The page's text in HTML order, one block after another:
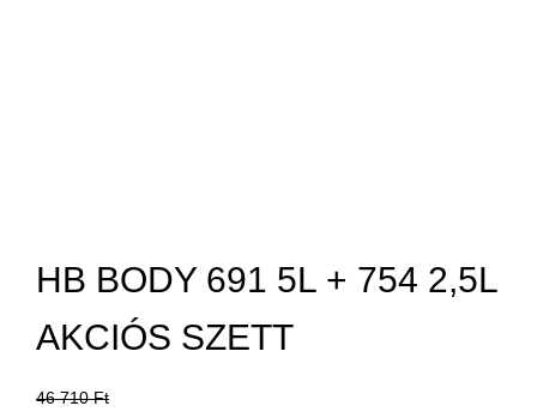
HB BODY 691 5L + 754 2,5L
AKCIÓS SZETT
46 710Ft